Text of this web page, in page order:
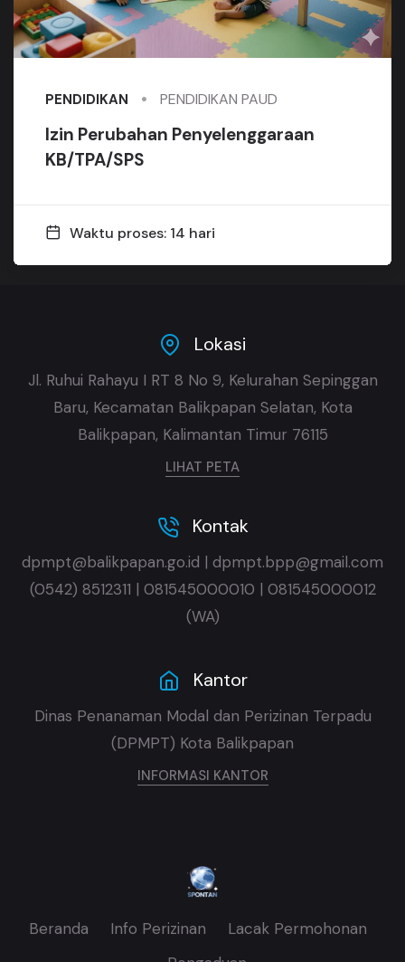
PENDIDIKAN PENDIDIKAN PAUD
Izin Perubahan Penyelenggaraan
KB/TPA/SPS
Waktu proses: 14 hari
Lokasi
Jl. Ruhui Rahayu I RT 8 No 9, Kelurahan Sepinggan
Baru, Kecamatan Balikpapan Selatan, Kota
Balikpapan, Kalimantan Timur 76115
LIHAT PETA
Kontak
dpmpt@balikpapan.go.id | dpmpt.bpp@gmail.com
(0542) 8512311 | 081545000010 | 081545000012
(WA)
Kantor
Dinas Penanaman Modal dan Perizinan Terpadu
(DPMPT) Kota Balikpapan
INFORMASI KANTOR
Beranda Info Perizinan
Lacak Permohonan